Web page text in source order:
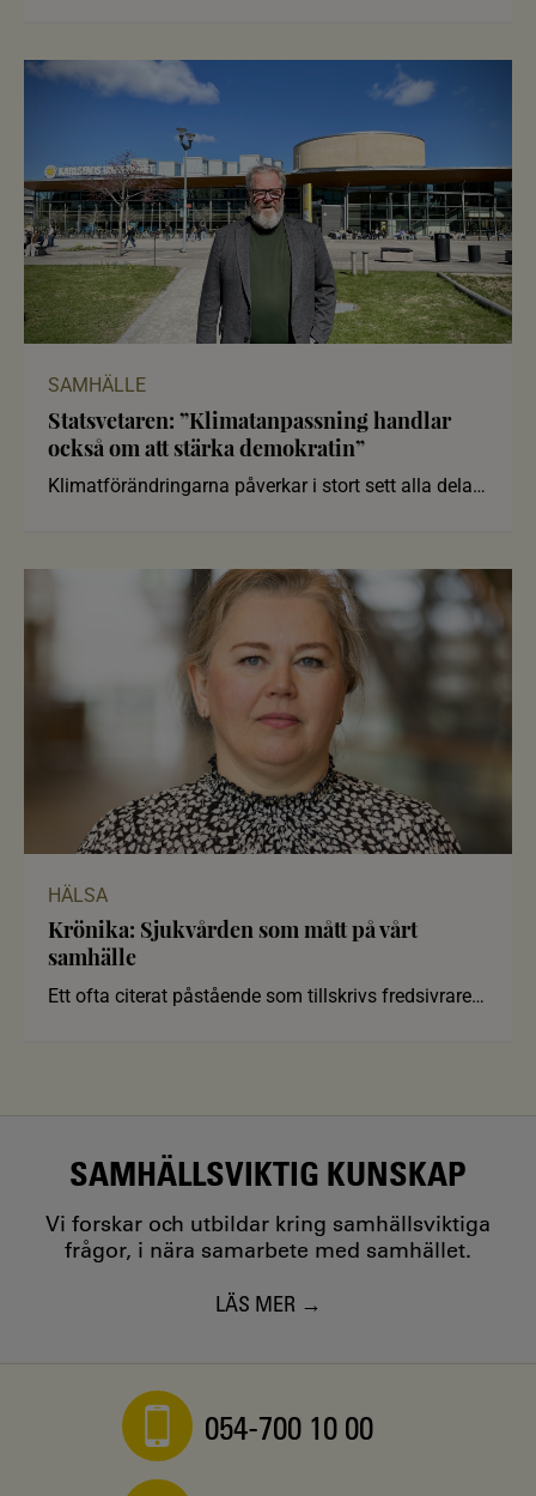
SAMHÄLLE
Statsvetaren: ”Klimatanpassning handlar
också om att stärka demokratin”
Klimatförändringarna påverkar i stort sett alla delar
HÄLSA
Krönika: Sjukvården som mått på vårt
samhälle
Ett ofta citerat påstående som tillskrivs fredsivraren
SAMHÄLLSVIKTIG KUNSKAP
Vi forskar och utbildar kring samhällsviktiga
frågor, i nära samarbete med samhället.
LÄS MER
054-700 10 00